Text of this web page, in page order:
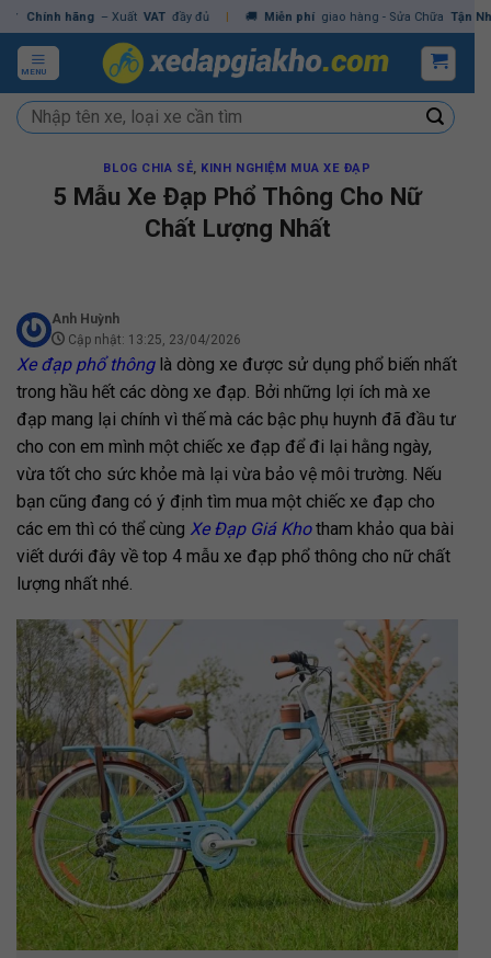
Skip
to
content
hãng – Xuất VAT đầy đủ | 🚚 Miễn phí giao hàng - Sửa Chữa Tận Nhà ✓
MENU
Tìm
kiếm:
BLOG CHIA SẺ, KINH NGHIỆM MUA XE ĐẠP
5 Mẫu Xe Đạp Phổ Thông Cho Nữ
Chất Lượng Nhất
Anh Huỳnh
Cập nhật: 13:25, 23/04/2026
Xe đạp phổ thônglà dòng xe được sử dụng phổ biến nhất
trong hầu hết các dòng xe đạp. Bởi những lợi ích mà xe
đạp mang lại chính vì thế mà các bậc phụ huynh đã đầu tư
cho con em mình một chiếc xe đạp để đi lại hằng ngày,
vừa tốt cho sức khỏe mà lại vừa bảo vệ môi trường. Nếu
bạn cũng đang có ý định tìm mua một chiếc xe đạp cho
các em thì có thể cùng Xe Đạp Giá Kho tham khảo qua bài
viết dưới đây về top 4 mẫu xe đạp phổ thông cho nữ chất
lượng nhất nhé.